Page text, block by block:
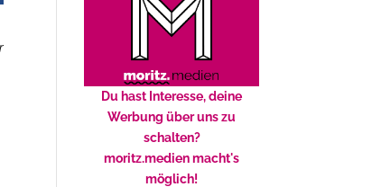
Du hast Interesse, deine
Werbung über uns zu
schalten?
moritz.medien macht's
möglich!